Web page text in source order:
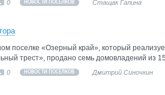
0 НОВОСТИ ПОСЕЛКОВ Стащак Галина
поселке «Озерный край», который
трест», продано семь домовладений из
0 НОВОСТИ ПОСЕЛКОВ Дмитрий Синочкин